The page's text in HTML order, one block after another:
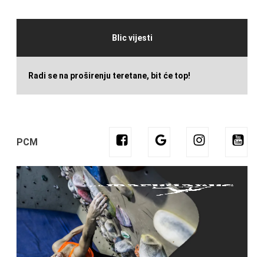
Blic vijesti
Radi se na proširenju teretane, bit će top!
PCM